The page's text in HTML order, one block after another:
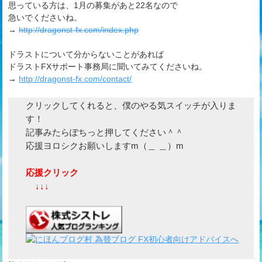
思っている方は、1月の募集があと22名なので
急いでくださいね。
→http://dragonst-fx.com/index.php
ドラストについて分からないことがあれば
ドラストFXサポート事務局に聞いてみてくださいね。
→ http://dragonst-fx.com/contact/
クリックしてくれると、僕のやる気スイッチが入りま
す！
記事みたらぽちっと押してください＾＾
応援ヨロシクお願いしますm（＿ ＿）m
応援クリック
↓↓↓